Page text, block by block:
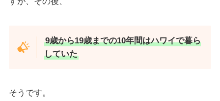
9歳から19歳までの10年間はハワイで暮ら
していた
そうです。